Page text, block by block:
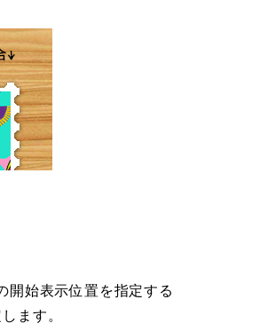
開始表示位置を指定する
ます。